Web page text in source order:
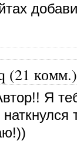
(21 комм.)
Я